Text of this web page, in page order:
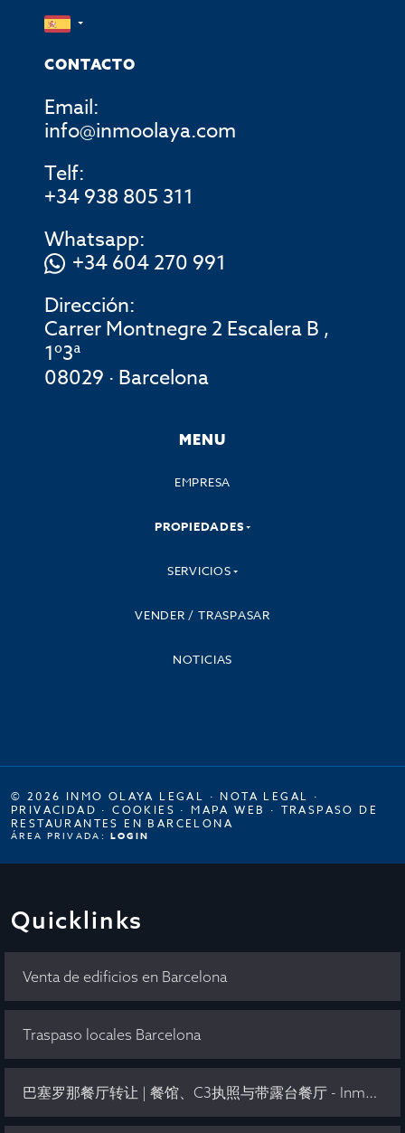
CONTACTO
Email:
info@inmoolaya.com
Telf:
+34 938 805 311
Whatsapp:
+34 604 270 991
Dirección:
Carrer Montnegre 2 Escalera B ,
1º3ª
08029 · Barcelona
MENU
EMPRESA
PROPIEDADES
SERVICIOS
VENDER / TRASPASAR
NOTICIAS
© 2026 INMO OLAYA LEGAL · NOTA LEGAL ·
PRIVACIDAD ·COOKIES · MAPA WEB · TRASPASO DE
RESTAURANTES EN BARCELONA
ÁREA PRIVADA: LOGIN
Quicklinks
Venta de edificios en Barcelona
Traspaso locales Barcelona
巴塞罗那餐厅转让 | 餐馆、C3执照与带露台餐厅 - Inmo Olaya